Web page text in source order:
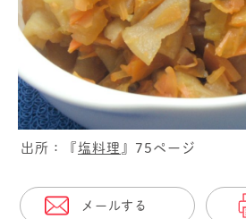
出所：『塩料理 』75ページ
メールする